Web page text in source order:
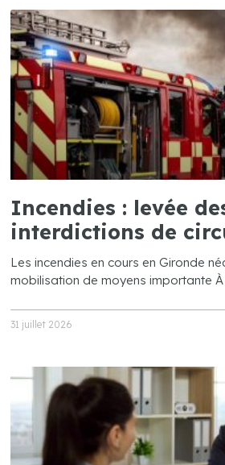
Incendies : levée
interdictions de
Les incendies en cours en Gironde
mobilisation de moyens importante À
31 juillet 2026